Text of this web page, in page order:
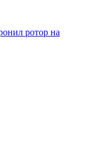
ротор на